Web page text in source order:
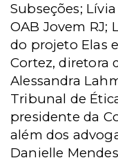
Subseções;
OAB Jovem RJ;
do projeto Elas
Cortez, diretora
Alessandra
Tribunal de
presidente da
além dos
Danielle